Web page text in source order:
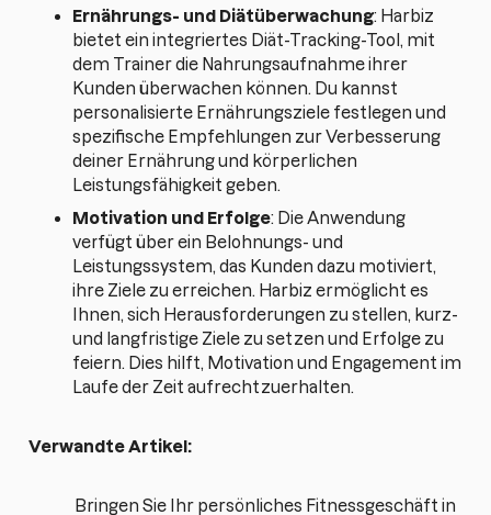
Ernährungs- und Diätüberwachung: Harbiz
bietet ein integriertes Diät-Tracking-Tool, mit
dem Trainer die Nahrungsaufnahme ihrer
Kunden überwachen können. Du kannst
personalisierte Ernährungsziele festlegen und
spezifische Empfehlungen zur Verbesserung
deiner Ernährung und körperlichen
Leistungsfähigkeit geben.
Motivation und Erfolge: Die Anwendung
verfügt über ein Belohnungs- und
Leistungssystem, das Kunden dazu motiviert,
ihre Ziele zu erreichen. Harbiz ermöglicht es
Ihnen, sich Herausforderungen zu stellen, kurz-
und langfristige Ziele zu setzen und Erfolge zu
feiern. Dies hilft, Motivation und Engagement im
Laufe der Zeit aufrechtzuerhalten.
Verwandte Artikel:
Bringen Sie Ihr persönliches Fitnessgeschäft in